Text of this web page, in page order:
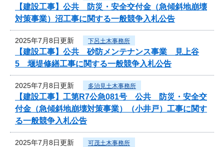
【建設工事】公共 防災・安全交付金（急傾斜地崩壊
対策事業）沼工事に関する一般競争入札公告
2025年7月8日更新 下呂土木事務所
【建設工事】公共 砂防メンテナンス事業 見上谷
5 堰堤修繕工事に関する一般競争入札公告
2025年7月8日更新 多治見土木事務所
【建設工事】工第R7公急081号 公共 防災・安全交
付金（急傾斜地崩壊対策事業）（小井戸）工事に関す
る一般競争入札公告
2025年7月8日更新 可茂土木事務所